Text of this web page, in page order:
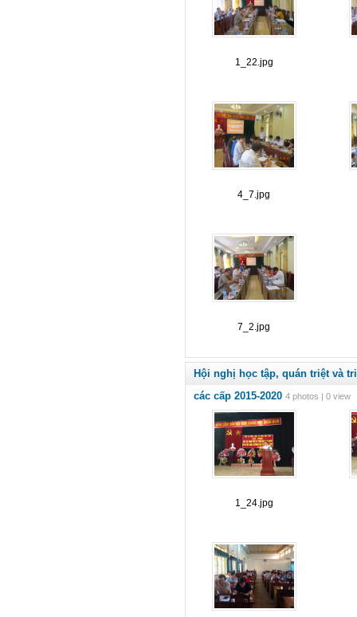
1_22.jpg
4_7.jpg
7_2.jpg
Hội nghị học tập, quán triệt và
các cấp 2015-2020 4 photos | 0 view
1_24.jpg